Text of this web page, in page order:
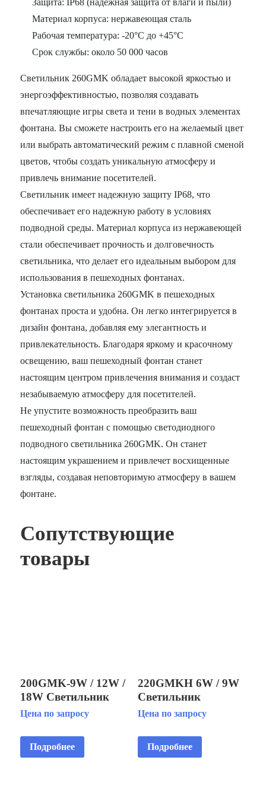
Защита: IP68 (надежная защита от влаги и пыли)
Материал корпуса: нержавеющая сталь
Рабочая температура: -20°C до +45°C
Срок службы: около 50 000 часов
Светильник 260GMK обладает высокой яркостью и
энергоэффективностью, позволяя создавать
впечатляющие игры света и тени в водных элементах
фонтана. Вы сможете настроить его на желаемый цвет
или выбрать автоматический режим с плавной сменой
цветов, чтобы создать уникальную атмосферу и
привлечь внимание посетителей.
Светильник имеет надежную защиту IP68, что
обеспечивает его надежную работу в условиях
подводной среды. Материал корпуса из нержавеющей
стали обеспечивает прочность и долговечность
светильника, что делает его идеальным выбором для
использования в пешеходных фонтанах.
Установка светильника 260GMK в пешеходных
фонтанах проста и удобна. Он легко интегрируется в
дизайн фонтана, добавляя ему элегантность и
привлекательность. Благодаря яркому и красочному
освещению, ваш пешеходный фонтан станет
настоящим центром привлечения внимания и создаст
незабываемую атмосферу для посетителей.
Не упустите возможность преобразить ваш
пешеходный фонтан с помощью светодиодного
подводного светильника 260GMK. Он станет
настоящим украшением и привлечет восхищенные
взгляды, создавая неповторимую атмосферу в вашем
фонтане.
Сопутствующие
товары
200GMK-9W / 12W /
18W Светильник
светодиодный
пешеходных
фонтанов
Цена по запросу
Подробнее
220GMKH 6W / 9W
Светильник
светодиодный
пешеходных
фонтанов
Цена по запросу
Подробнее